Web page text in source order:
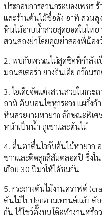
ประกอบการสวนกระบองเพชร
และร้านต้นไม้ชื่อดัง อาทิ สวนลุ
หินไม้อวบน้ำสวยสุดยอดในไทย
สวนสองย่าโดยคุณย่าสองพี่น้อ
2. พบกับพรรณไม้สุดชิคที่กำลังเ
มอนสเตอร่า ยางอินเดีย กวักมร
3. ไอเดียจัดแต่งสวนสวยในกระ
อาทิ ต้นบอนไซหูกระจง แผ่กิ่งก้
หินสวยงามหายาก ลักษณะพิเศ
หน้าเป็นน้ำ ภูเขาและต้นไม้
4. ตื่นตาตื่นใจกับต้นไม้หายาก
ขาวและติดลูกสีส้มตลอดปี ซึ่งใ
เกือบ 30 ปีมาให้ได้ชมกัน
5. กระถางต้นไม้งานคราฟต์
ต้นไม้ไปปลูกตามเทรนด์แล้ว ต้อ
กัน ไว้โชว์ตั้งบนโต๊ะทำงานหรือ